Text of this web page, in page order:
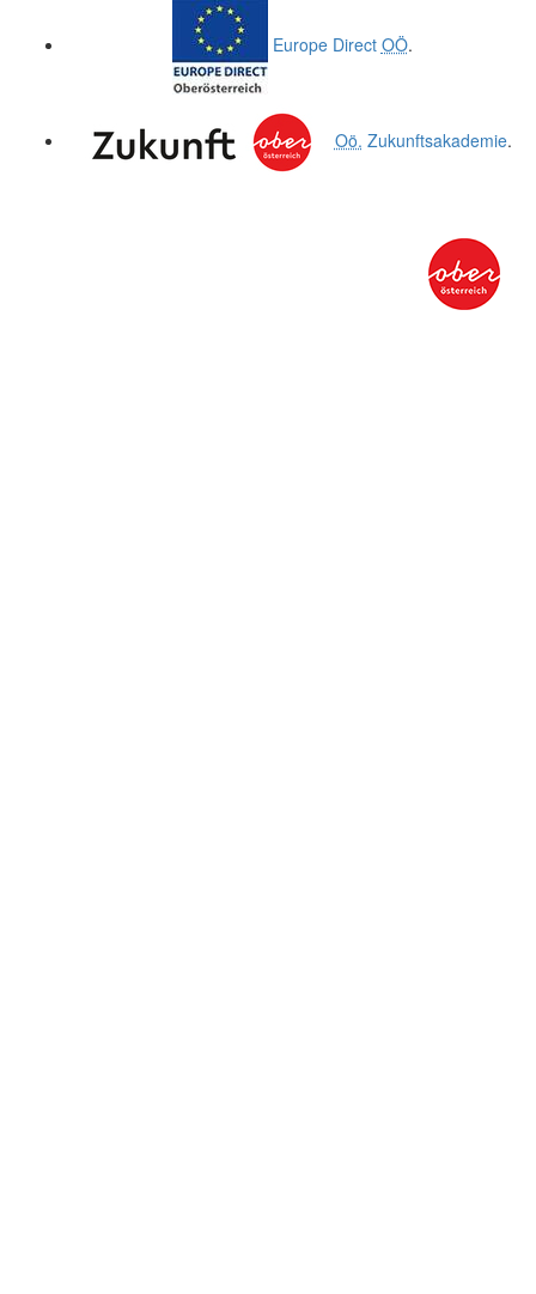
Europe Direct OÖ.
Oö. Zukunftsakademie.